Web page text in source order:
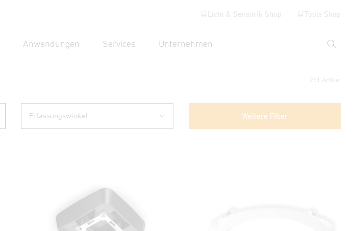
🛒Licht & Sensorik Shop 🛒Tools Shop
Anwendungen Services Unternehmen
Suche
261 Artikel
Weitere Filter
Erfassungswinkel